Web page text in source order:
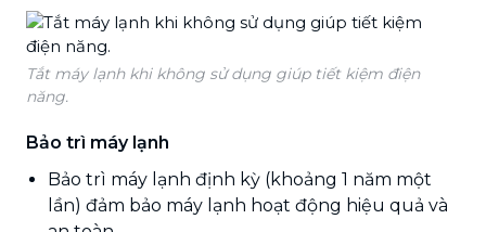
Tắt máy lạnh khi không sử dụng giúp tiết kiệm điện
năng.
Bảo trì máy lạnh
Bảo trì máy lạnh định kỳ (khoảng 1 năm một
lần) đảm bảo máy lạnh hoạt động hiệu quả và